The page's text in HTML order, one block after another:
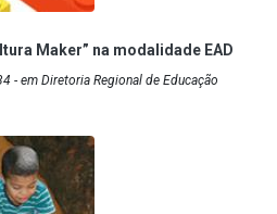
Maker” na modalidade EAD
- em Diretoria Regional de Educação